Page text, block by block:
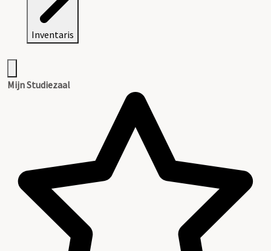
Inventaris
Mijn Studiezaal